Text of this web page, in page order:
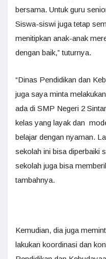
bersama. Untuk guru
Siswa-siswi juga tetap
menitipkan anak-anak
dengan baik,” tuturnya.
“Dinas Pendidikan dan
juga saya minta
ada di SMP Negeri 2
kelas yang layak dan
belajar dengan nyaman.
sekolah ini bisa diperbaiki
sekolah juga bisa
tambahnya.
Kemudian, dia juga
lakukan koordinasi dan